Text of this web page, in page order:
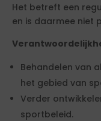
Het betreft een
en is daarmee niet
Behandelen van
het gebied van
Verder
sportbeleid.